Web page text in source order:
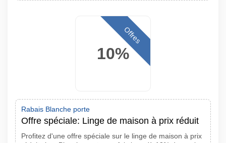
10%
Offres
Rabais Blanche porte
Offre spéciale: Linge de maison à prix réduit
Profitez d'une offre spéciale sur le linge de maison à prix